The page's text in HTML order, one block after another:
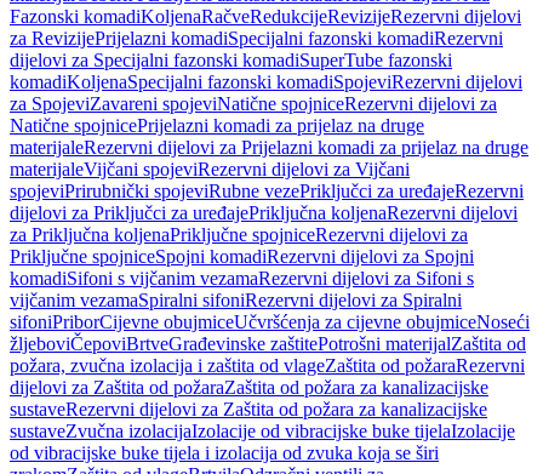
Fazonski komadiKoljenaRačveRedukcijeRevizijeRezervni dijelovi
za RevizijePrijelazni komadiSpecijalni fazonski komadiRezervni
dijelovi za Specijalni fazonski komadiSuperTube fazonski
komadiKoljenaSpecijalni fazonski komadiSpojeviRezervni dijelovi
za SpojeviZavareni spojeviNatične spojniceRezervni dijelovi za
Natične spojnicePrijelazni komadi za prijelaz na druge
materijaleRezervni dijelovi za Prijelazni komadi za prijelaz na druge
materijaleVijčani spojeviRezervni dijelovi za Vijčani
spojeviPrirubnički spojeviRubne vezePriključci za uređajeRezervni
dijelovi za Priključci za uređajePriključna koljenaRezervni dijelovi
za Priključna koljenaPriključne spojniceRezervni dijelovi za
Priključne spojniceSpojni komadiRezervni dijelovi za Spojni
komadiSifoni s vijčanim vezamaRezervni dijelovi za Sifoni s
vijčanim vezamaSpiralni sifoniRezervni dijelovi za Spiralni
sifoniPriborCijevne obujmiceUčvršćenja za cijevne obujmiceNoseći
žljeboviČepoviBrtveGrađevinske zaštitePotrošni materijalZaštita od
požara, zvučna izolacija i zaštita od vlageZaštita od požaraRezervni
dijelovi za Zaštita od požaraZaštita od požara za kanalizacijske
sustaveRezervni dijelovi za Zaštita od požara za kanalizacijske
sustaveZvučna izolacijaIzolacije od vibracijske buke tijelaIzolacije
od vibracijske buke tijela i izolacija od zvuka koja se širi